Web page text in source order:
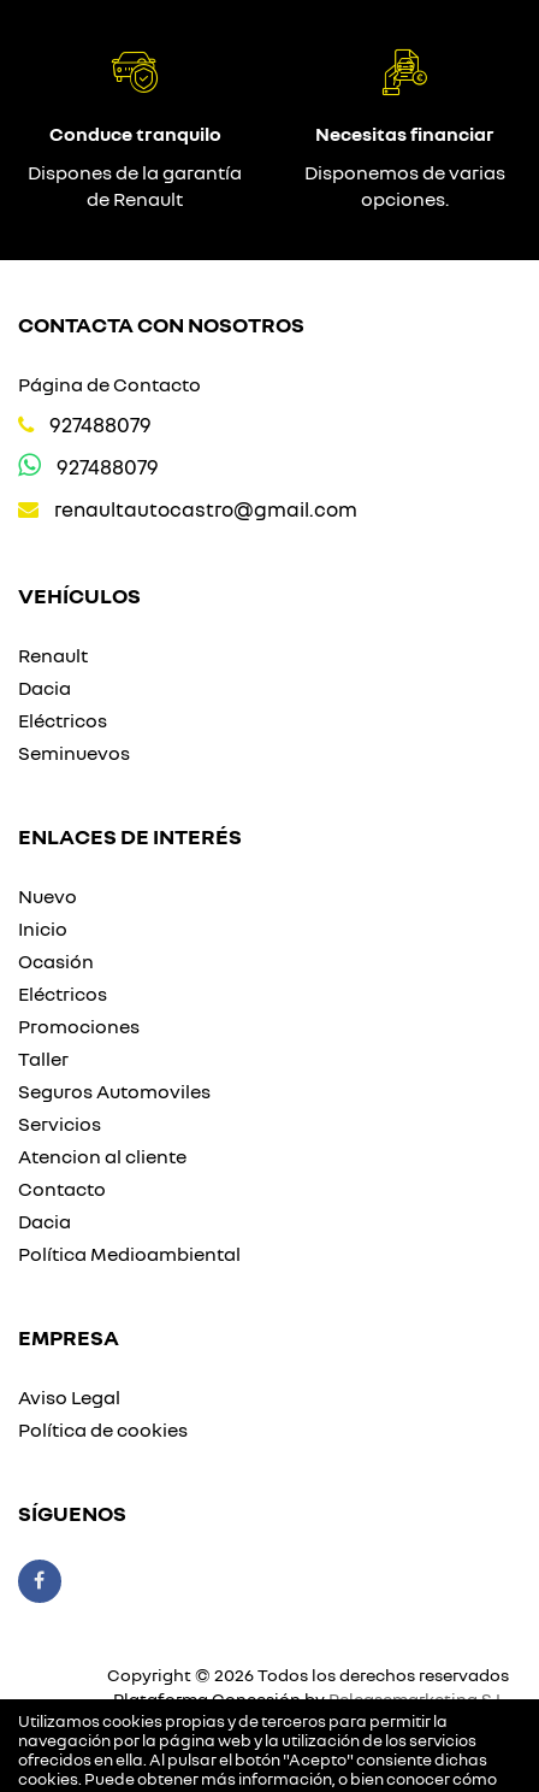
Utilizamos cookies propias y de terceros para permitir la
navegación por la página web y la utilización de los servicios
ofrecidos en ella. Al pulsar el botón "Acepto" consiente dichas
cookies. Puede obtener más información, o bien conocer cómo
Conduce tranquilo
Dispones de la garantía
de Renault
Necesitas financiar
Disponemos de varias
opciones.
CONTACTA CON NOSOTROS
Página de Contacto
927488079
927488079
renaultautocastro@gmail.com
VEHÍCULOS
Renault
Dacia
Eléctricos
Seminuevos
ENLACES DE INTERÉS
Nuevo
Inicio
Ocasión
Eléctricos
Promociones
Taller
Seguros Automoviles
Servicios
Atencion al cliente
Contacto
Dacia
Política Medioambiental
EMPRESA
Aviso Legal
Política de cookies
SÍGUENOS
Copyright © 2026 Todos los derechos reservados
Plataforma Concesión byReleasemarketing S.L.